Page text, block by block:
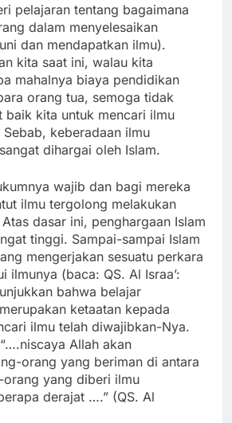
pelajaran tentang bagaimana
dalam menyelesaikan
dan mendapatkan ilmu).
kita saat ini, walau kita
mahalnya biaya pendidikan
orang tua, semoga tidak
baik kita untuk mencari ilmu
keberadaan ilmu
dihargai oleh Islam.
wajib dan bagi mereka
ilmu tergolong melakukan
dasar ini, penghargaan Islam
tinggi. Sampai-sampai Islam
mengerjakan sesuatu perkara
ilmunya (baca: QS. Al Israa’:
bahwa belajar
ketaatan kepada
ilmu telah diwajibkan-Nya.
Allah akan
orang yang beriman di antara
yang diberi ilmu
derajat ….” (QS. Al